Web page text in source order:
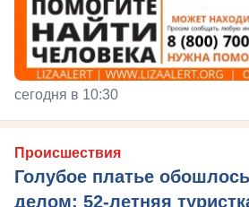
сегодня в 10:30
Происшествия
Голубое платье
делом: 52-летняя